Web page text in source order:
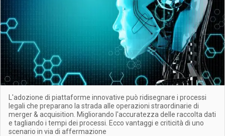
L'adozione di piattaforme innovative può ridisegnare i processi
legali che preparano la strada alle operazioni straordinarie di
merger & acquisition. Migliorando l'accuratezza delle raccolta dati
e tagliando i tempi dei processi. Ecco vantaggi e criticità di uno
scenario in via di affermazione